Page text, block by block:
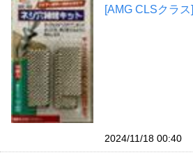
[AMG CLSクラス]
2024/11/18 00:40